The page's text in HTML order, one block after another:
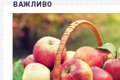
ВАЖЛИВО